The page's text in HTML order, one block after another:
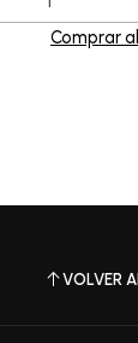
Comprar
VOLVER